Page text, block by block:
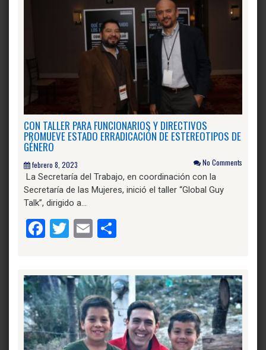
CON TALLER PARA FUNCIONARIOS Y DIRECTIVOS
PROMUEVE ESTADO ERRADICACIÓN DE ESTEREOTIPOS DE
GÉNERO
febrero 8, 2023 No Comments
La Secretaría del Trabajo, en coordinación con la
Secretaría de las Mujeres, inició el taller “Global Guy
Talk”, dirigido a…
Facebook
Twitter
Email